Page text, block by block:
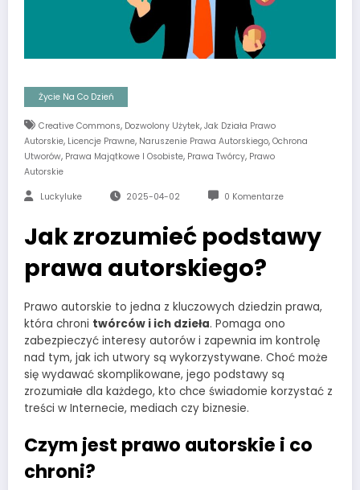
Życie Na Co Dzień
Creative Commons, Dozwolony Użytek, Jak Działa Prawo
Autorskie, Licencje Prawne, Naruszenie Prawa Autorskiego, Ochrona
Utworów, Prawa Majątkowe I Osobiste, Prawa Twórcy, Prawo
Autorskie
Luckyluke 2025-04-02 0 Komentarze
Jak zrozumieć podstawy
prawa autorskiego?
Prawo autorskie to jedna z kluczowych dziedzin prawa,
która chroni twórców i ich dzieła. Pomaga ono
zabezpieczyć interesy autorów i zapewnia im kontrolę
nad tym, jak ich utwory są wykorzystywane. Choć może
się wydawać skomplikowane, jego podstawy są
zrozumiałe dla każdego, kto chce świadomie korzystać z
treści w Internecie, mediach czy biznesie.
Czym jest prawo autorskie i co
chroni?